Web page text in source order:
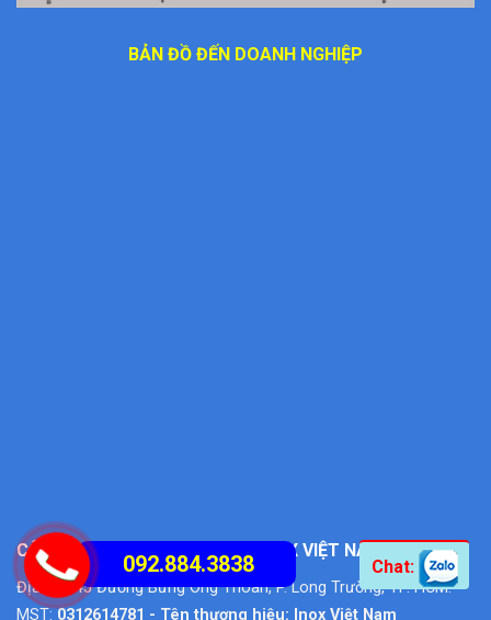
BẢN ĐỒ ĐẾN DOANH NGHIỆP
CÔNG TY TNHH SX - TM - DV INOX VIỆT NAM
Địa chỉ: 45 Đường Bưng Ông Thoàn, P. Long Trường, TP. HCM.
MST:0312614781 - Tên thương hiệu: Inox Việt Nam
092.884.3838 Chat: